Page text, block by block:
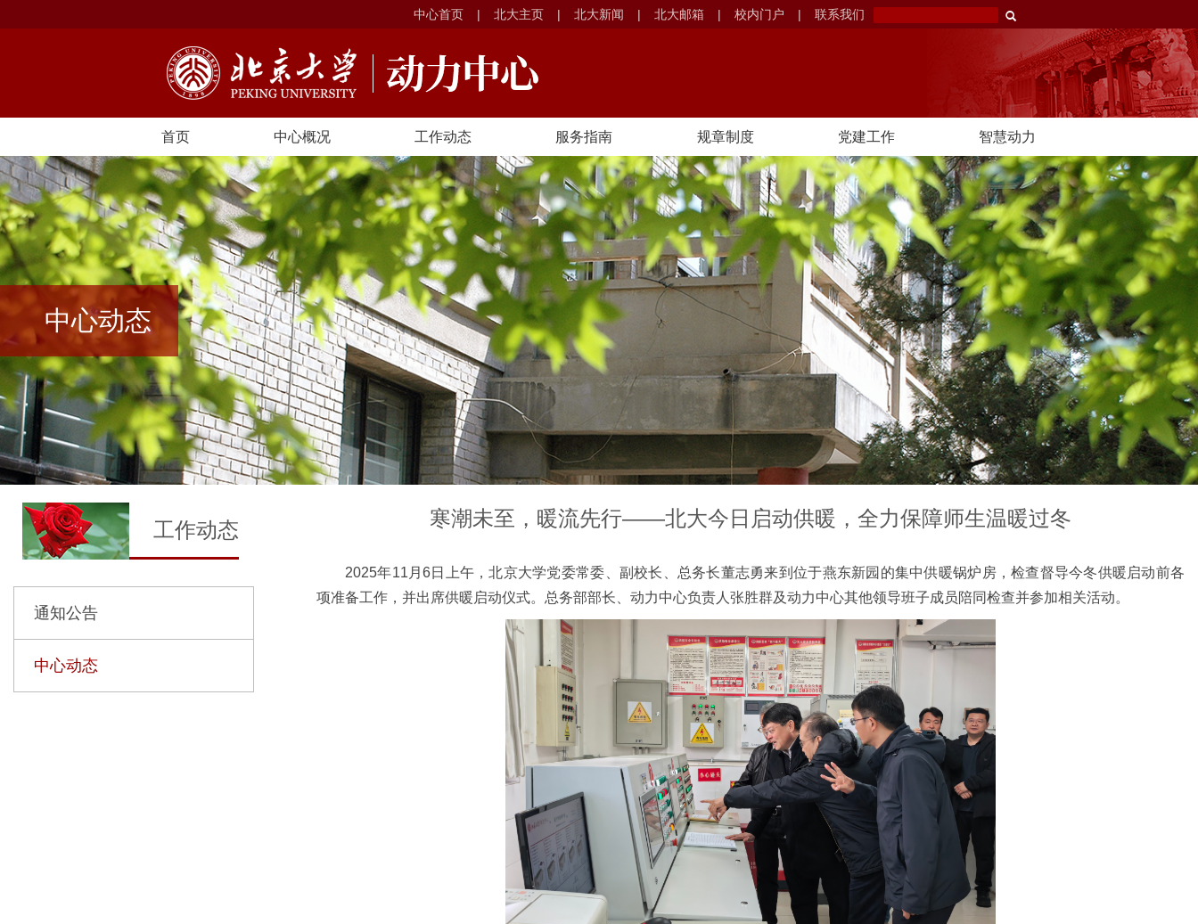
中心首页 | 北大主页 | 北大新闻 | 北大邮箱 | 校内门户 | 联系我们
首页 中心概况 工作动态 服务指南 规章制度 党建工作 智慧动力
中心动态
工作动态
通知公告
中心动态
寒潮未至，暖流先行——北大今日启动供暖，全力保障师生温暖过冬
2025年11月6日上午，北京大学党委常委、副校长、总务长董志勇来到位于燕东新园的集中供暖锅炉房，检查督导今冬供暖启动前各
项准备工作，并出席供暖启动仪式。总务部部长、动力中心负责人张胜群及动力中心其他领导班子成员陪同检查并参加相关活动。